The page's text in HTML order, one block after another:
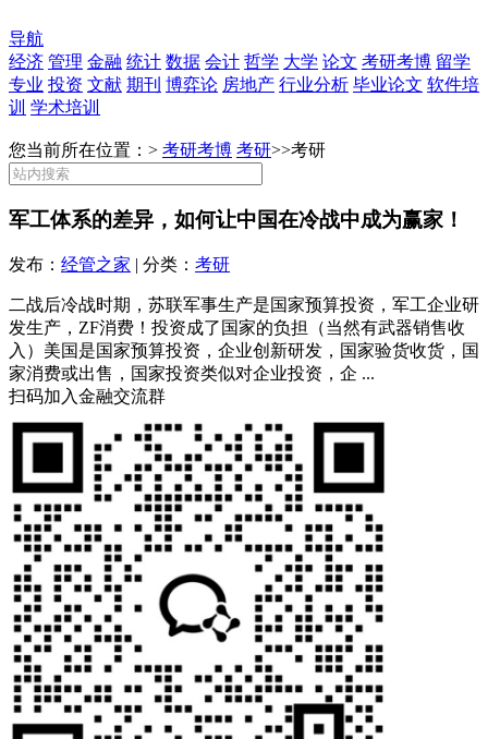
导航
经济 管理 金融 统计 数据 会计 哲学 大学 论文 考研考博 留学
专业 投资 文献 期刊 博弈论 房地产 行业分析 毕业论文 软件培
训 学术培训
您当前所在位置：> 考研考博 考研>>考研
军工体系的差异，如何让中国在冷战中成为赢家！
发布： 经管之家 | 分类： 考研
二战后冷战时期，苏联军事生产是国家预算投资，军工企业研
发生产，ZF消费！投资成了国家的负担（当然有武器销售收
入）美国是国家预算投资，企业创新研发，国家验货收货，国
家消费或出售，国家投资类似对企业投资，企 ...
扫码加入金融交流群